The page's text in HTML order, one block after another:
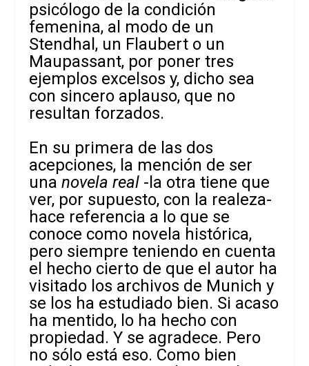
psicólogo de la condición
femenina, al modo de un
Stendhal, un Flaubert o un
Maupassant, por poner tres
ejemplos excelsos y, dicho sea
con sincero aplauso, que no
resultan forzados.
En su primera de las dos
acepciones, la mención de ser
unanovela real -la otra tiene que
ver, por supuesto, con la realeza-
hace referencia a lo que se
conoce como novela histórica,
pero siempre teniendo en cuenta
el hecho cierto de que el autor ha
visitado los archivos de Munich y
se los ha estudiado bien. Si acaso
ha mentido, lo ha hecho con
propiedad. Y se agradece. Pero
no sólo está eso. Como bien